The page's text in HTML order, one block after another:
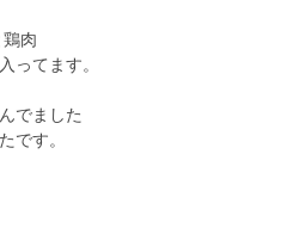
肉
ってます。
でました
です。